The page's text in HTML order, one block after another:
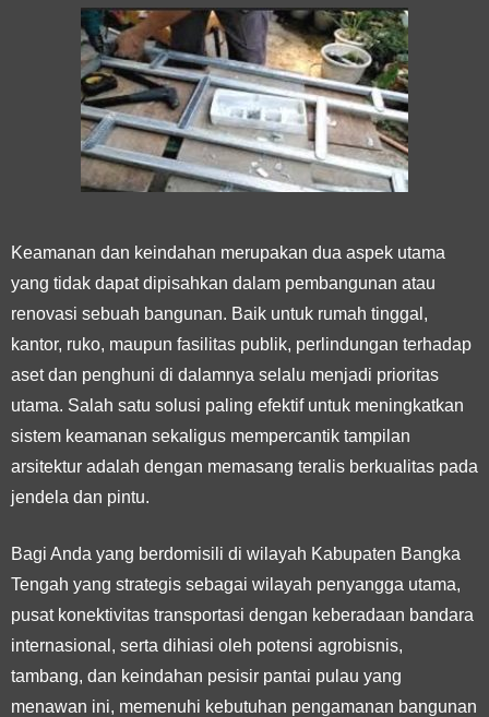
Keamanan dan keindahan merupakan dua aspek utama
yang tidak dapat dipisahkan dalam pembangunan atau
renovasi sebuah bangunan. Baik untuk rumah tinggal,
kantor, ruko, maupun fasilitas publik, perlindungan terhadap
aset dan penghuni di dalamnya selalu menjadi prioritas
utama. Salah satu solusi paling efektif untuk meningkatkan
sistem keamanan sekaligus mempercantik tampilan
arsitektur adalah dengan memasang teralis berkualitas pada
jendela dan pintu.
Bagi Anda yang berdomisili di wilayah Kabupaten Bangka
Tengah yang strategis sebagai wilayah penyangga utama,
pusat konektivitas transportasi dengan keberadaan bandara
internasional, serta dihiasi oleh potensi agrobisnis,
tambang, dan keindahan pesisir pantai pulau yang
menawan ini, memenuhi kebutuhan pengamanan bangunan